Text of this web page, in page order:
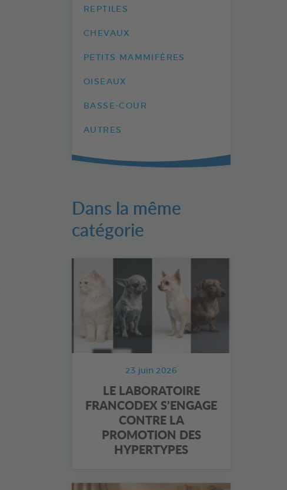
REPTILES
CHEVAUX
PETITS MAMMIFÈRES
OISEAUX
BASSE-COUR
AUTRES
Dans la même
catégorie
23 juin 2026
LE LABORATOIRE
FRANCODEX S’ENGAGE
CONTRE LA
PROMOTION DES
HYPERTYPES